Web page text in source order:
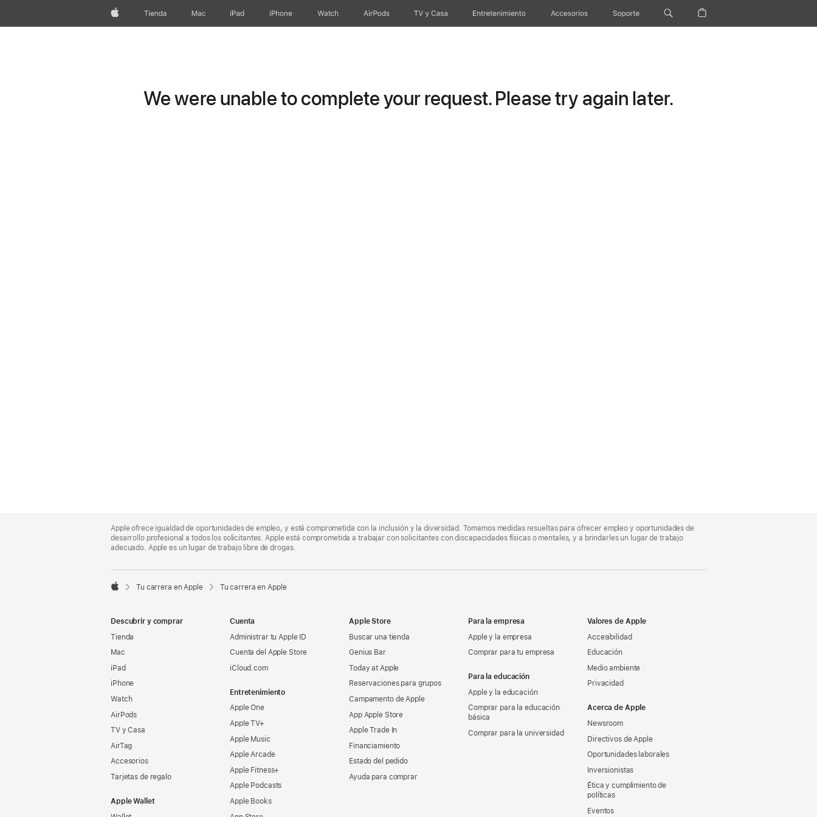
AppleTienda Mac iPad iPhone Watch AirPods TV & Casa Entretenimiento Accesorios Soporte
We were unable to complete your request. Please try again later.
Footer
Apple ofrece igualdad de oportunidades de empleo, y está comprometida con la inclusión y la diversidad. Tomamos medidas resueltas para ofrecer empleo y oportunidades de
desarrollo profesional a todos los solicitantes. Apple está comprometida a trabajar con solicitantes con discapacidades físicas o mentales, y a brindarles un lugar de trabajo
adecuado. Apple es un lugar de trabajo libre de drogas.

Tu carrera en Apple Tu carrera en Apple
Descubrir y comprar
Tienda
Mac
iPad
iPhone
Watch
AirPods
TV y Casa
AirTag
Accesorios
Tarjetas de regalo
Apple Wallet
Cuenta
Administrar tu Apple ID
Cuenta del Apple Store
iCloud.com
Entretenimiento
Apple One
Apple TV+
Apple Music
Apple Arcade
Apple Fitness+
Apple Podcasts
Apple Books
Apple Store
Buscar una tienda
Genius Bar
Today at Apple
Reservaciones para grupos
Campamento de Apple
App Apple Store
Apple Trade In
Financiamiento
Estado del pedido
Ayuda para comprar
Para la empresa
Apple y la empresa
Comprar para tu empresa
Para la educación
Apple y la educación
Comprar para la educación
básica
Comprar para la universidad
Valores de Apple
Accesibilidad
Educación
Medio ambiente
Privacidad
Acerca de Apple
Newsroom
Directivos de Apple
Oportunidades laborales
Inversionistas
Ética y cumplimiento de
políticas
Eventos